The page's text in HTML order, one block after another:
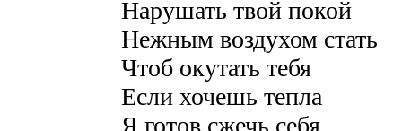
Нарушать твой покой
Нежным воздухом стать
Чтоб окутать тебя
Если хочешь тепла